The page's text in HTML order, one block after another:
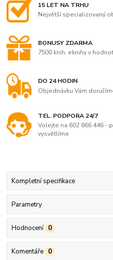
15 LET NA TRHU
Největší specializovaný
BONUSY ZDARMA
7500 knih, eknihy v
DO 24 HODIN
Objednávku Vám
TEL. PODPORA 24/7
Volejte na 602 866 446 -
vysvětlíme
Kompletní specifikace
Parametry
Hodnocení 0
Komentáře 0